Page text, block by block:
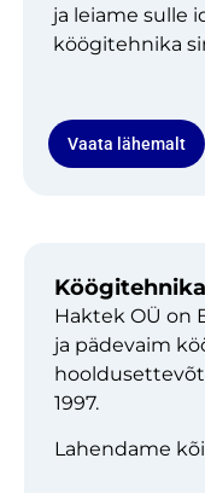
ja leiame sulle
köögitehnika
Vaata lähemalt
Haktek OÜ on
ja pädevaim
1997.
Lahendame